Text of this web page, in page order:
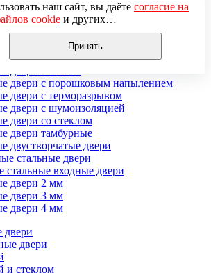
двери в подъезд
двери внутреннего открывания
двери массив
двери мдф
двери с зеркалом
двери с порошковым напылением
двери с терморазрывом
двери с шумоизоляцией
двери со стеклом
двери тамбурные
двустворчатые двери
стальные двери
стальные входные двери
двери 2 мм
двери 3 мм
двери 4 мм
двери
двери
и стеклом
наш сайт, вы даёте согласие на
cookieи других
данных (включая IP-адрес, сведения о
действиях на сайте и т. п.)
сайта, проведения
аналитики (например,
в соответствии с нашей
персональных данных.
чтобы ваши данные обрабатывались,
в браузере или покиньте сайт.
Принять